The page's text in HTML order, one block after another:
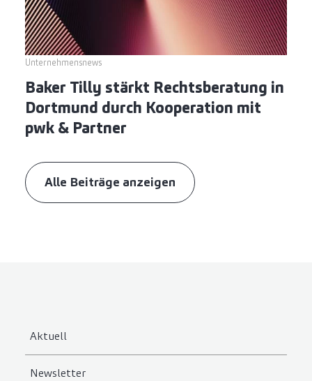
Unternehmensnews
Baker Tilly stärkt Rechtsberatung in
Dortmund durch Kooperation mit
pwk & Partner
Alle Beiträge anzeigen
Aktuell
Newsletter